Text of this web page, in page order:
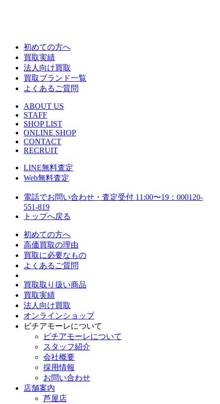
初めての方へ
買取実績
法人向け買取
買取ブランド一覧
よくあるご質問
ABOUT US
STAFF
SHOP LIST
ONLINE SHOP
CONTACT
RECRUIT
LINE無料査定
Web無料査定
電話でお問い合わせ・査定受付 11:00〜19：000120-
551-819
トップへ戻る
初めての方へ
高価買取の理由
買取に必要なもの
よくあるご質問
買取取り扱い商品
買取実績
法人向け買取
オンラインショップ
ビチアモーレについて
ビチアモーレについて
スタッフ紹介
会社概要
採用情報
お問い合わせ
店舗案内
芦屋店